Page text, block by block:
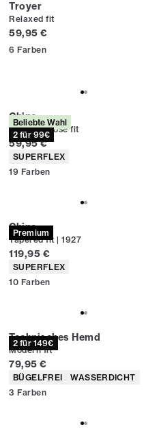
Troyer
Relaxed fit
Preis
59,95 €
6 Farben
Beliebte Wahl
2 für 99€
Chino
Relaxed loose fit
Preis
59,95 €
Produkteigenschaften
SUPERFLEX
19 Farben
Premium
Chino
Tapered fit | 1927
Preis
119,95 €
Produkteigenschaften
SUPERFLEX
10 Farben
2 für 149€
Technisches Hemd
Modern fit
Preis
79,95 €
Produkteigenschaften
BÜGELFREI
WASSERDICHT
3 Farben